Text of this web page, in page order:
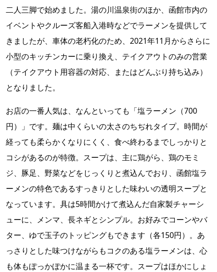
二人三脚で始めました。湯の川温泉街のほか、函館市内の
イベントやクルーズ客船入港時などでラーメンを提供して
きましたが、車体の老朽化のため、2021年11月からさらに
小型のキッチンカーに乗り換え、テイクアウトのみの営業
（テイクアウト用容器の対応、またはどんぶり持ち込み）
となりました。
お店の一番人気は、なんといっても「塩ラーメン（700
円）」です。麺は中くらいの太さのちぢれタイプ。時間が
経っても柔らかくなりにくく、食べ終わるまでしっかりと
コシがあるのが特徴。スープは、主に鶏がら、鶏のモミ
ジ、豚足、野菜などをじっくりと煮込んでおり、函館塩ラ
ーメンの特色であるすっきりとした味わいの透明スープと
なっています。具は5時間かけて煮込んだ自家製チャーシ
ューに、メンマ、長ネギとシンプル。お好みでコーンやバ
ター、ゆで玉子のトッピングもできます（各150円）。あ
っさりとした味つけながらもコクのある塩ラーメンは、心
も体もぽっかぽかに温まる一杯です。スープはほかにしょ